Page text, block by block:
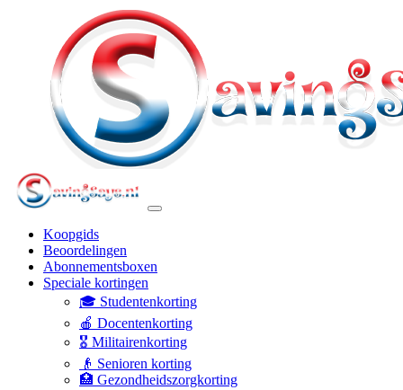
Koopgids
Beoordelingen
Abonnementsboxen
Speciale kortingen
🎓 Studentenkorting
🍎 Docentenkorting
🎖️ Militairenkorting
👴 Senioren korting
🏥 Gezondheidszorgkorting